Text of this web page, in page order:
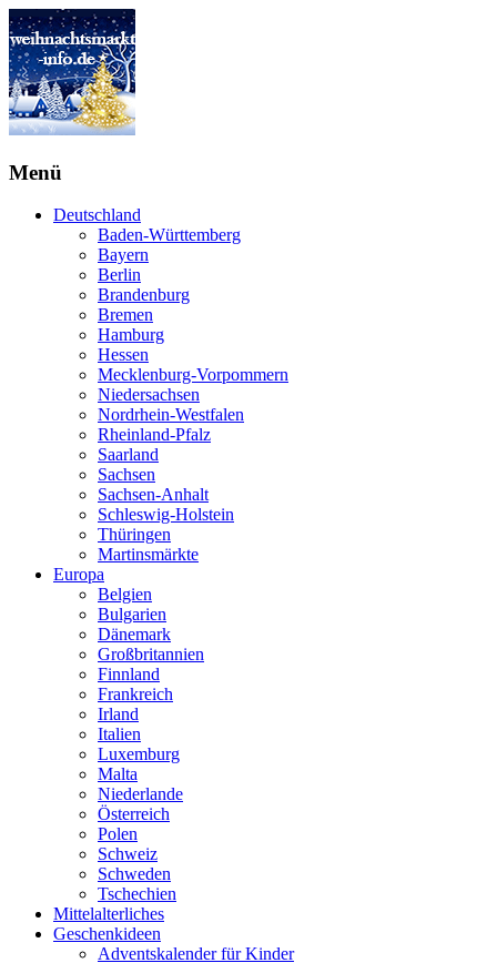
Menü
Deutschland
Baden-Württemberg
Bayern
Berlin
Brandenburg
Bremen
Hamburg
Hessen
Mecklenburg-Vorpommern
Niedersachsen
Nordrhein-Westfalen
Rheinland-Pfalz
Saarland
Sachsen
Sachsen-Anhalt
Schleswig-Holstein
Thüringen
Martinsmärkte
Europa
Belgien
Bulgarien
Dänemark
Großbritannien
Finnland
Frankreich
Irland
Italien
Luxemburg
Malta
Niederlande
Österreich
Polen
Schweiz
Schweden
Tschechien
Mittelalterliches
Geschenkideen
Adventskalender für Kinder